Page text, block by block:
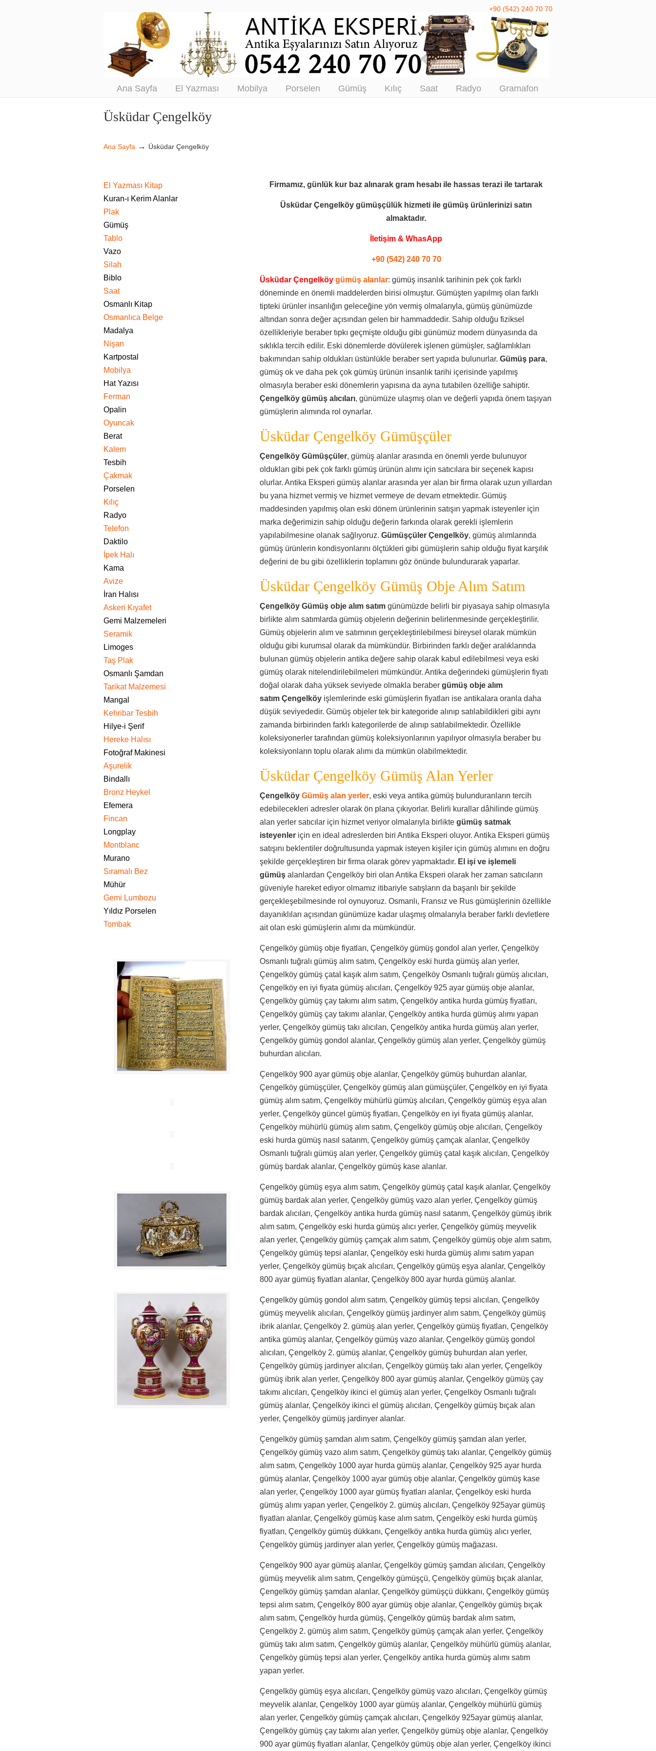
Antikacı – Antika Eşya Alanlar – Antika Alım
Satım
+90 (542) 240 70 70
Ana Sayfa El Yazması Mobilya Porselen Gümüş Kılıç Saat Radyo Gramafon
Navigation
Üsküdar Çengelköy
Ana Sayfa → Üsküdar Çengelköy
Firmamız, günlük kur baz alınarak gram hesabı ile hassas terazi ile tartarak
Üsküdar Çengelköy gümüşçülük hizmeti ile gümüş ürünlerinizi satın
almaktadır.
İletişim & WhasApp
+90 (542) 240 70 70
Üsküdar Çengelköy gümüş alanlar: gümüş insanlık tarihinin pek çok farklı
döneminde en önemli maddelerden birisi olmuştur. Gümüşten yapılmış olan farklı
tipteki ürünler insanlığın geleceğine yön vermiş olmalarıyla, gümüş günümüzde
altından sonra değer açısından gelen bir hammaddedir. Sahip olduğu fiziksel
özellikleriyle beraber tıpkı geçmişte olduğu gibi günümüz modern dünyasında da
sıklıkla tercih edilir. Eski dönemlerde dövülerek işlenen gümüşler, sağlamlıkları
bakımından sahip oldukları üstünlükle beraber sert yapıda bulunurlar. Gümüş para,
gümüş ok ve daha pek çok gümüş ürünün insanlık tarihi içerisinde yapılmış
olmasıyla beraber eski dönemlerin yapısına da ayna tutabilen özelliğe sahiptir.
Çengelköy gümüş alıcıları, günümüze ulaşmış olan ve değerli yapıda önem taşıyan
gümüşlerin alımında rol oynarlar.
Üsküdar Çengelköy Gümüşçüler
Çengelköy Gümüşçüler, gümüş alanlar arasında en önemli yerde bulunuyor
oldukları gibi pek çok farklı gümüş ürünün alımı için satıcılara bir seçenek kapısı
olurlar. Antika Eksperi gümüş alanlar arasında yer alan bir firma olarak uzun yıllardan
bu yana hizmet vermiş ve hizmet vermeye de devam etmektedir. Gümüş
maddesinden yapılmış olan eski dönem ürünlerinin satışın yapmak isteyenler için
marka değerimizin sahip olduğu değerin farkında olarak gerekli işlemlerin
yapılabilmesine olanak sağlıyoruz. Gümüşçüler Çengelköy, gümüş alımlarında
gümüş ürünlerin kondisyonlarını ölçtükleri gibi gümüşlerin sahip olduğu fiyat karşılık
değerini de bu gibi özelliklerin toplamını göz önünde bulundurarak yaparlar.
Üsküdar Çengelköy Gümüş Obje Alım Satım
Çengelköy Gümüş obje alım satım günümüzde belirli bir piyasaya sahip olmasıyla
birlikte alım satımlarda gümüş objelerin değerinin belirlenmesinde gerçekleştirilir.
Gümüş objelerin alım ve satımının gerçekleştirilebilmesi bireysel olarak mümkün
olduğu gibi kurumsal olarak da mümkündür. Birbirinden farklı değer aralıklarında
bulunan gümüş objelerin antika değere sahip olarak kabul edilebilmesi veya eski
gümüş olarak nitelendirilebilmeleri mümkündür. Antika değerindeki gümüşlerin fiyatı
doğal olarak daha yüksek seviyede olmakla beraber gümüş obje alım
satım Çengelköy işlemlerinde eski gümüşlerin fiyatları ise antikalara oranla daha
düşük seviyededir. Gümüş objeler tek bir kategoride alınıp satılabildikleri gibi aynı
zamanda birbirinden farklı kategorilerde de alınıp satılabilmektedir. Özellikle
koleksiyonerler tarafından gümüş koleksiyonlarının yapılıyor olmasıyla beraber bu
koleksiyonların toplu olarak alımı da mümkün olabilmektedir.
Üsküdar Çengelköy Gümüş Alan Yerler
Çengelköy Gümüş alan yerler, eski veya antika gümüş bulunduranların tercih
edebilecekleri adresler olarak ön plana çıkıyorlar. Belirli kurallar dâhilinde gümüş
alan yerler satıcılar için hizmet veriyor olmalarıyla birlikte gümüş satmak
isteyenler için en ideal adreslerden biri Antika Eksperi oluyor. Antika Eksperi gümüş
satışını beklentiler doğrultusunda yapmak isteyen kişiler için gümüş alımını en doğru
şekilde gerçekleştiren bir firma olarak görev yapmaktadır. El işi ve işlemeli
gümüş alanlardan Çengelköy biri olan Antika Eksperi olarak her zaman satıcıların
güveniyle hareket ediyor olmamız itibariyle satışların da başarılı bir şekilde
gerçekleşebilmesinde rol oynuyoruz. Osmanlı, Fransız ve Rus gümüşlerinin özellikle
dayanıklıları açısından günümüze kadar ulaşmış olmalarıyla beraber farklı devletlere
ait olan eski gümüşlerin alımı da mümkündür.
Çengelköy gümüş obje fiyatları, Çengelköy gümüş gondol alan yerler, Çengelköy
Osmanlı tuğralı gümüş alım satım, Çengelköy eski hurda gümüş alan yerler,
Çengelköy gümüş çatal kaşık alım satım, Çengelköy Osmanlı tuğralı gümüş alıcıları,
Çengelköy en iyi fiyata gümüş alıcıları, Çengelköy 925 ayar gümüş obje alanlar,
Çengelköy gümüş çay takımı alım satım, Çengelköy antika hurda gümüş fiyatları,
Çengelköy gümüş çay takımı alanlar, Çengelköy antika hurda gümüş alımı yapan
yerler, Çengelköy gümüş takı alıcıları, Çengelköy antika hurda gümüş alan yerler,
Çengelköy gümüş gondol alanlar, Çengelköy gümüş alan yerler, Çengelköy gümüş
buhurdan alıcıları.
Çengelköy 900 ayar gümüş obje alanlar, Çengelköy gümüş buhurdan alanlar,
Çengelköy gümüşçüler, Çengelköy gümüş alan gümüşçüler, Çengelköy en iyi fiyata
gümüş alım satım, Çengelköy mühürlü gümüş alıcıları, Çengelköy gümüş eşya alan
yerler, Çengelköy güncel gümüş fiyatları, Çengelköy en iyi fiyata gümüş alanlar,
Çengelköy mühürlü gümüş alım satım, Çengelköy gümüş obje alıcıları, Çengelköy
eski hurda gümüş nasıl satarım, Çengelköy gümüş çamçak alanlar, Çengelköy
Osmanlı tuğralı gümüş alan yerler, Çengelköy gümüş çatal kaşık alıcıları, Çengelköy
gümüş bardak alanlar, Çengelköy gümüş kase alanlar.
Çengelköy gümüş eşya alım satım, Çengelköy gümüş çatal kaşık alanlar, Çengelköy
gümüş bardak alan yerler, Çengelköy gümüş vazo alan yerler, Çengelköy gümüş
bardak alıcıları, Çengelköy antika hurda gümüş nasıl satarım, Çengelköy gümüş ibrik
alım satım, Çengelköy eski hurda gümüş alıcı yerler, Çengelköy gümüş meyvelik
alan yerler, Çengelköy gümüş çamçak alım satım, Çengelköy gümüş obje alım satım,
Çengelköy gümüş tepsi alanlar, Çengelköy eski hurda gümüş alımı satım yapan
yerler, Çengelköy gümüş bıçak alıcıları, Çengelköy gümüş eşya alanlar, Çengelköy
800 ayar gümüş fiyatları alanlar, Çengelköy 800 ayar hurda gümüş alanlar.
Çengelköy gümüş gondol alım satım, Çengelköy gümüş tepsi alıcıları, Çengelköy
gümüş meyvelik alıcıları, Çengelköy gümüş jardinyer alım satım, Çengelköy gümüş
ibrik alanlar, Çengelköy 2. gümüş alan yerler, Çengelköy gümüş fiyatları, Çengelköy
antika gümüş alanlar, Çengelköy gümüş vazo alanlar, Çengelköy gümüş gondol
alıcıları, Çengelköy 2. gümüş alanlar, Çengelköy gümüş buhurdan alan yerler,
Çengelköy gümüş jardinyer alıcıları, Çengelköy gümüş takı alan yerler, Çengelköy
gümüş ibrik alan yerler, Çengelköy 800 ayar gümüş alanlar, Çengelköy gümüş çay
takımı alıcıları, Çengelköy ikinci el gümüş alan yerler, Çengelköy Osmanlı tuğralı
gümüş alanlar, Çengelköy ikinci el gümüş alıcıları, Çengelköy gümüş bıçak alan
yerler, Çengelköy gümüş jardinyer alanlar.
Çengelköy gümüş şamdan alım satım, Çengelköy gümüş şamdan alan yerler,
Çengelköy gümüş vazo alım satım, Çengelköy gümüş takı alanlar, Çengelköy gümüş
alım satım, Çengelköy 1000 ayar hurda gümüş alanlar, Çengelköy 925 ayar hurda
gümüş alanlar, Çengelköy 1000 ayar gümüş obje alanlar, Çengelköy gümüş kase
alan yerler, Çengelköy 1000 ayar gümüş fiyatları alanlar, Çengelköy eski hurda
gümüş alımı yapan yerler, Çengelköy 2. gümüş alıcıları, Çengelköy 925ayar gümüş
fiyatları alanlar, Çengelköy gümüş kase alım satım, Çengelköy eski hurda gümüş
fiyatları, Çengelköy gümüş dükkanı, Çengelköy antika hurda gümüş alıcı yerler,
Çengelköy gümüş jardinyer alan yerler, Çengelköy gümüş mağazası.
Çengelköy 900 ayar gümüş alanlar, Çengelköy gümüş şamdan alıcıları, Çengelköy
gümüş meyvelik alım satım, Çengelköy gümüşçü, Çengelköy gümüş bıçak alanlar,
Çengelköy gümüş şamdan alanlar, Çengelköy gümüşçü dükkanı, Çengelköy gümüş
tepsi alım satım, Çengelköy 800 ayar gümüş obje alanlar, Çengelköy gümüş bıçak
alım satım, Çengelköy hurda gümüş, Çengelköy gümüş bardak alım satım,
Çengelköy 2. gümüş alım satım, Çengelköy gümüş çamçak alan yerler, Çengelköy
gümüş takı alım satım, Çengelköy gümüş alanlar, Çengelköy mühürlü gümüş alanlar,
Çengelköy gümüş tepsi alan yerler, Çengelköy antika hurda gümüş alımı satım
yapan yerler.
Çengelköy gümüş eşya alıcıları, Çengelköy gümüş vazo alıcıları, Çengelköy gümüş
meyvelik alanlar, Çengelköy 1000 ayar gümüş alanlar, Çengelköy mühürlü gümüş
alan yerler, Çengelköy gümüş çamçak alıcıları, Çengelköy 925ayar gümüş alanlar,
Çengelköy gümüş çay takımı alan yerler, Çengelköy gümüş obje alanlar, Çengelköy
900 ayar gümüş fiyatları alanlar, Çengelköy gümüş obje alan yerler, Çengelköy ikinci
El Yazması Kitap
Kuran-ı Kerim Alanlar
Plak
Gümüş
Tablo
Vazo
Silah
Biblo
Saat
Osmanlı Kitap
Osmanlıca Belge
Madalya
Nişan
Kartpostal
Mobilya
Hat Yazısı
Ferman
Opalin
Oyuncak
Berat
Kalem
Tesbih
Çakmak
Porselen
Kılıç
Radyo
Telefon
Daktilo
İpek Halı
Kama
Avize
İran Halısı
Askeri Kıyafet
Gemi Malzemeleri
Seramik
Limoges
Taş Plak
Osmanlı Şamdan
Tarikat Malzemesi
Mangal
Kehribar Tesbih
Hilye-i Şerif
Hereke Halısı
Fotoğraf Makinesi
Aşurelik
Bindallı
Bronz Heykel
Efemera
Fincan
Longplay
Montblanc
Murano
Sıramalı Bez
Mühür
Gemi Lumbozu
Yıldız Porselen
Tombak